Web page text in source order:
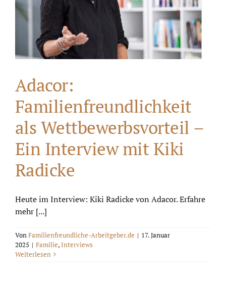
Adacor:
Familienfreundlichkeit
als Wettbewerbsvorteil –
Ein Interview mit Kiki
Radicke
Heute im Interview: Kiki Radicke von Adacor. Erfahre
mehr [...]
VonFamilienfreundliche-Arbeitgeber.de | 17. Januar
2025 | Familie,Interviews
Weiterlesen